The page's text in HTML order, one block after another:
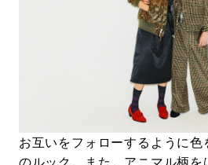
お互いをフォローするように色